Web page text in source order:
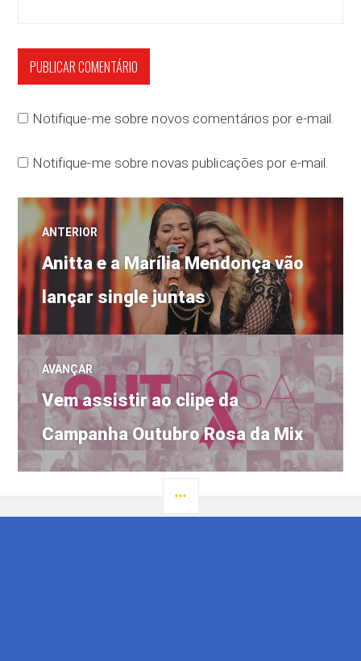
Notifique-me sobre novos comentários por e-mail.
Notifique-me sobre novas publicações por e-mail.
Navegação
de
Post
ANTERIOR
Post
anterior:
Anitta e a Marília Mendonça vão
lançar single juntas
AVANÇAR
Próximo
post:
Vem assistir ao clipe da
Campanha Outubro Rosa da Mix